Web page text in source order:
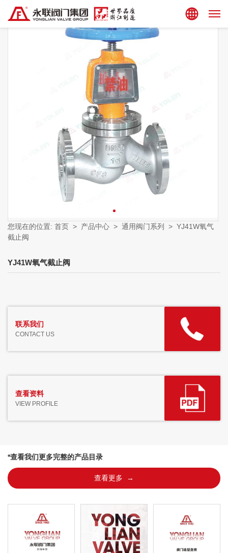
集团站点
您现在的位置: 首页 > 产品中心 > 通用阀门系列 > YJ41W氧气
截止阀
YJ41W氧气截止阀
联系我们
CONTACT US
查看资料
VIEW PROFILE
*查看我们更多完整的产品目录
查看更多 →